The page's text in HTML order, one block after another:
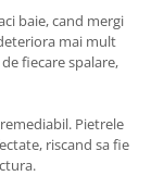
baie, cand mergi
mai mult
fiecare spalare,
Pietrele
riscand sa fie